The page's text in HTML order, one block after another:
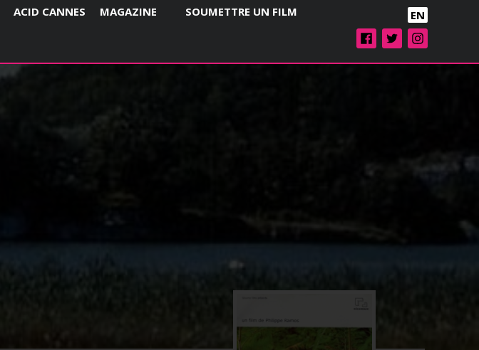
ACID CANNES MAGAZINE SOUMETTRE UN FILM EN